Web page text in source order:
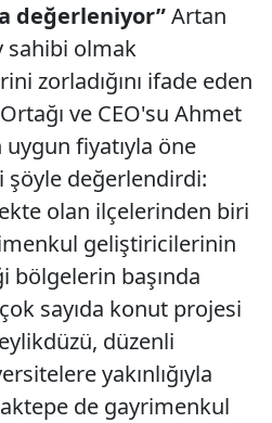
değerleniyor”Artan
sahibi olmak
zorladığını ifade eden
ve CEO'su Ahmet
fiyatıyla öne
şöyle değerlendirdi:
olan ilçelerinden biri
geliştiricilerinin
bölgelerin başında
sayıda konut projesi
düzenli
yakınlığıyla
de gayrimenkul